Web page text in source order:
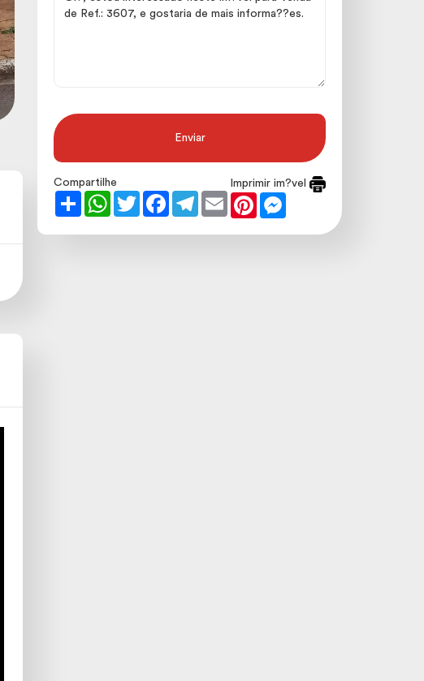
Enviar
Imprimir im?vel
Compartilhe
Share
WhatsApp
TwitterFacebookTelegram
Email Pinterest